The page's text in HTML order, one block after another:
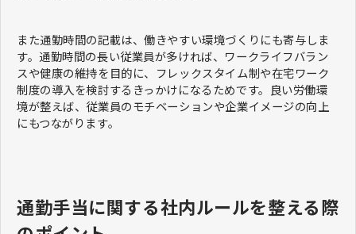
また通勤時間の記載は、働きやすい環境づくりにも寄与しま
す。通勤時間の長い従業員が多ければ、ワークライフバラン
スや健康の維持を目的に、フレックスタイム制や在宅ワーク
制度の導入を検討するきっかけになるためです。良い労働環
境が整えば、従業員のモチベーションや企業イメージの向上
にもつながります。
通勤手当に関する社内ルールを整える際